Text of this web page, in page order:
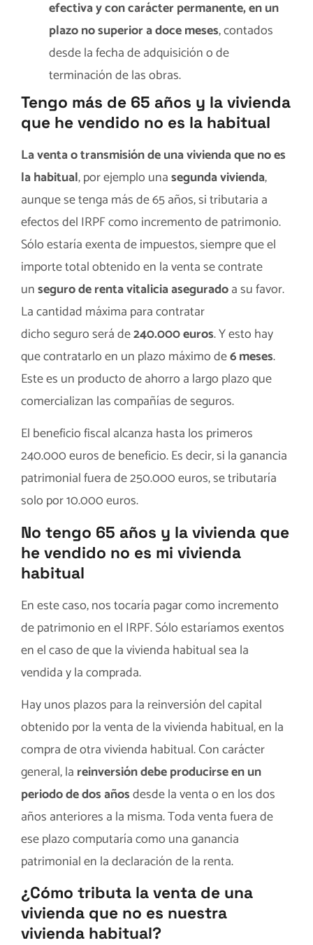
efectiva y con carácter permanente, en un
plazo no superior a doce meses, contados
desde la fecha de adquisición o de
terminación de las obras.
Tengo más de 65 años y la vivienda
que he vendido no es la habitual
La venta o transmisión de una vivienda que no es
la habitual, por ejemplo unasegunda vivienda,
aunque se tenga más de 65 años, si tributaria a
efectos del IRPF como incremento de patrimonio.
Sólo estaría exenta de impuestos, siempre que el
importe total obtenido en la venta se contrate
unseguro de renta vitalicia aseguradoa su favor.
La cantidad máxima para contratar
dicho seguro será de240.000 euros. Y esto hay
que contratarlo en un plazo máximo de6 meses.
Este es un producto de ahorro a largo plazo que
comercializan las compañías de seguros.
El beneficio fiscal alcanza hasta los primeros
240.000 euros de beneficio. Es decir, si la ganancia
patrimonial fuera de 250.000 euros, se tributaría
solo por 10.000 euros.
No tengo 65 años y la vivienda que
he vendido no es mi vivienda
habitual
En este caso, nos tocaría pagar como incremento
de patrimonio en el IRPF. Sólo estaríamos exentos
en el caso de que la vivienda habitual sea la
vendida y la comprada.
Hay unos plazos para la reinversión del capital
obtenido por la venta de la vivienda habitual, en la
compra de otra vivienda habitual. Con carácter
general, la reinversión debe producirse en un
periodo de dos añosdesde la venta o en los dos
años anteriores a la misma. Toda venta fuera de
ese plazo computaría como una ganancia
patrimonial en la declaración de la renta.
¿Cómo tributa la venta de una
vivienda que no es nuestra
vivienda habitual?